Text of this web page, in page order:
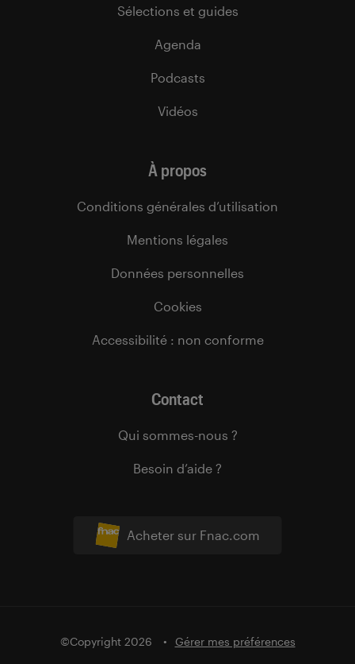
Acheter sur Fnac.com
Sélections et guides
Agenda
Podcasts
Vidéos
À propos
Conditions générales d’utilisation
Mentions légales
Données personnelles
Cookies
Accessibilité : non conforme
Contact
Qui sommes-nous ?
Besoin d’aide ?
©Copyright 2026 Gérer mes préférences